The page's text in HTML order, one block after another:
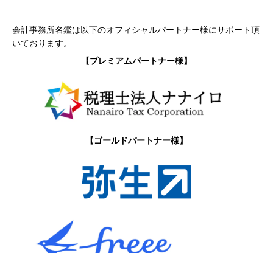
会計事務所名鑑は以下のオフィシャルパートナー様にサポート頂
いております。
【プレミアムパートナー様】
【ゴールドパートナー様】